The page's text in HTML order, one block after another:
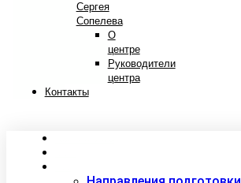
Сергея
Сопелева
О
центре
Руководители
центра
Контакты